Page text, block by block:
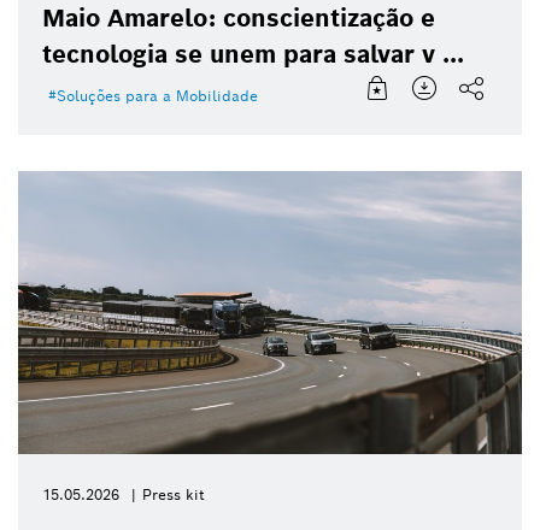
Maio Amarelo: conscientização e
tecnologia se unem para salvar v ...
Soluções para a Mobilidade
15.05.2026 Press kit